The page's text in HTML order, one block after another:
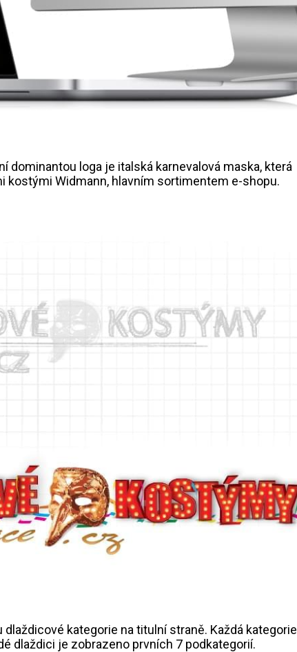
dominantou loga je italská karnevalová maska, která
Widmann, hlavním sortimentem e-shopu.
kategorie na titulní straně. Každá kategorie
dlaždici je zobrazeno prvních 7 podkategorií.